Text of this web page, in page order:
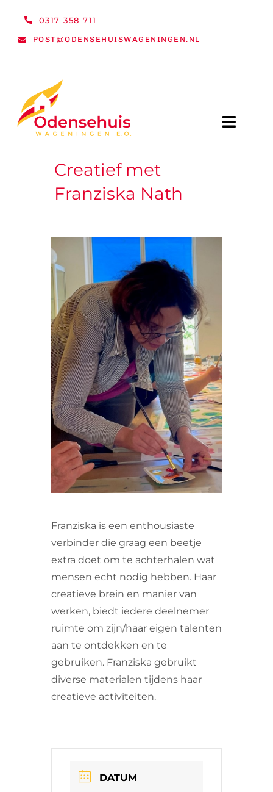
0317 358 711
POST@ODENSEHUISWAGENINGEN.NL
Toggle
WELKOM
ORGANISATIE
VRIJWILLIGERS & STAGIAIRES
CONTACT
Creatief met
Franziska Nath
Franziska is een enthousiaste
verbinder die graag een beetje
extra doet om te achterhalen wat
mensen echt nodig hebben. Haar
creatieve brein en manier van
werken, biedt iedere deelnemer
ruimte om zijn/haar eigen talenten
aan te ontdekken en te
gebruiken. Franziska gebruikt
diverse materialen tijdens haar
creatieve activiteiten.
DATUM